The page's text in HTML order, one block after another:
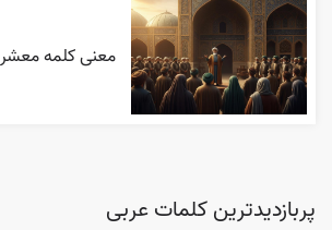
معنی کلمه معشر
پربازدیدترین کلمات عربی